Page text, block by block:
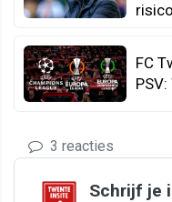
FC
3 reacties
Schrijf je